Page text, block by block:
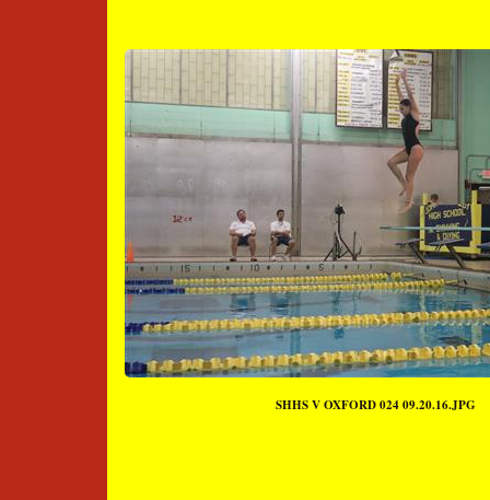
SHHS V OXFORD 024 09.20.16.JPG